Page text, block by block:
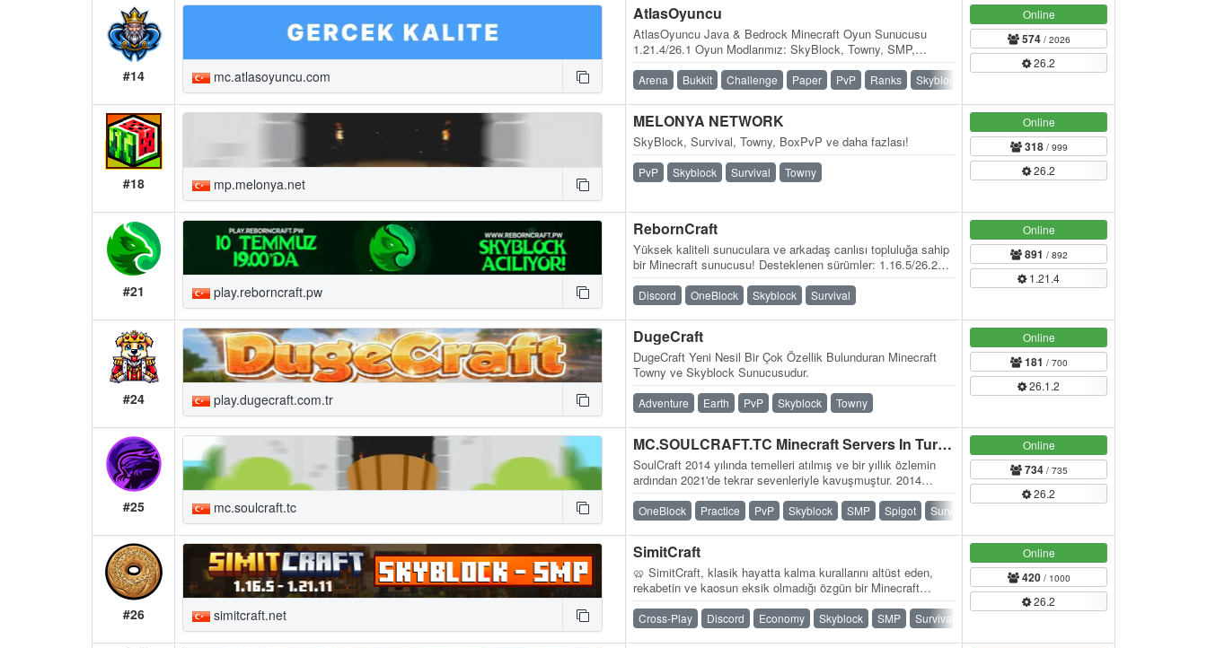
#14 mc.atlasoyuncu.com
AtlasOyuncu
AtlasOyuncu Java & Bedrock Minecraft Oyun Sunucusu
1.21.4/26.1 Oyun Modlarımız: SkyBlock, Towny, SMP,
BoxPvP, Practice PvP
Arena Bukkit Challenge Paper PvP Ranks Skyblock
Online
574/ 2026
26.2
#18 mp.melonya.net
MELONYA NETWORK
SkyBlock, Survival, Towny, BoxPvP ve daha fazlası!
PvP Skyblock Survival Towny
Online
318/ 999
26.2
#21 play.reborncraft.pw
RebornCraft
Yüksek kaliteli sunuculara ve arkadaş canlısı topluluğa sahip
bir Minecraft sunucusu! Desteklenen sürümler: 1.16.5/26.2
Sunucu adresi:…
Discord OneBlock Skyblock Survival
Online
891 / 892
1.21.4
#24 play.dugecraft.com.tr
DugeCraft
DugeCraft Yeni Nesil Bir Çok Özellik Bulunduran Minecraft
Towny ve Skyblock Sunucusudur.
Adventure Earth PvP Skyblock Towny
Online
181 / 700
26.1.2
#25 mc.soulcraft.tc
MC.SOULCRAFT.TC Minecraft Servers In Turkey
SoulCraft 2014 yılında temelleri atılmış ve bir yıllık özlemin
ardından 2021'de tekrar sevenleriyle kavuşmuştur. 2014
yılından süregelen bir…
OneBlock Practice PvP Skyblock SMP Spigot Survival
Online
734/ 735
26.2
#26 simitcraft.net
SimitCraft
🥨 SimitCraft, klasik hayatta kalma kurallarını altüst eden,
rekabetin ve kaosun eksik olmadığı özgün bir Minecraft
deneyimi sunuyor. İster SMP…
Cross-Play Discord Economy Skyblock SMP Survival
Online
420/ 1000
26.2